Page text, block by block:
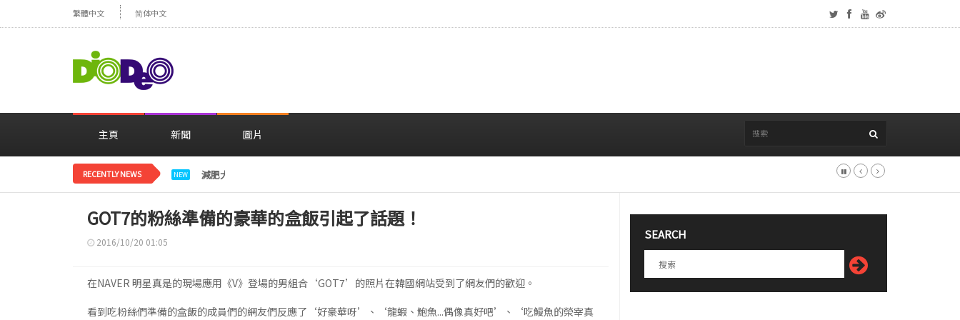
繁體中文 简体中文
主頁 新聞 圖片
RECENTLY NEWS NEW 減肥大獲成功的鄭妍，在TWICE成員中最瘦。
GOT7的粉絲準備的豪華的盒飯引起了話題！
2016/10/20 01:05
在NAVER 明星真是的現場應用《V》登場的男組合‘GOT7’的照片在韓國網站受到了網友們的歡迎。
看到吃粉絲們準備的盒飯的成員們的網友們反應了‘好豪華呀’、‘龍蝦、鮑魚...偶像真好吧’、‘吃鰻魚的榮宰真
SEARCH